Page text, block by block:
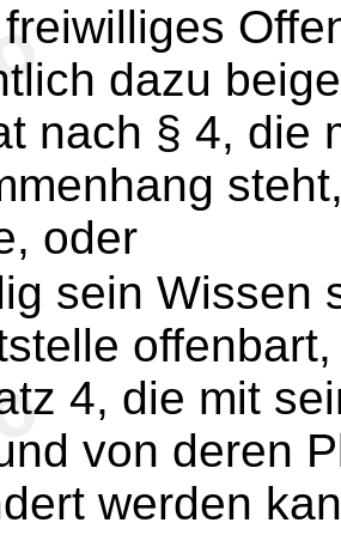
dazu
nach § 4, die
oder
sein Wissen
4, die mit
von deren
werden